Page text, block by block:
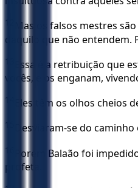
12
Mas os falsos mestres
daquilo que não entendem.
13
Essa é a retribuição que
vocês, e os enganam,
14 Eles têm os olhos cheios
15 Desviaram-se do
16
Porém Balaão foi
profeta.